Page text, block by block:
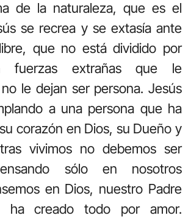
de la naturaleza, que es el
se recrea y se extasía ante
que no está dividido por
fuerzas extrañas que le
le dejan ser persona. Jesús
a una persona que ha
corazón en Dios, su Dueño y
vivimos no debemos ser
sólo en nosotros
en Dios, nuestro Padre
ha creado todo por amor.